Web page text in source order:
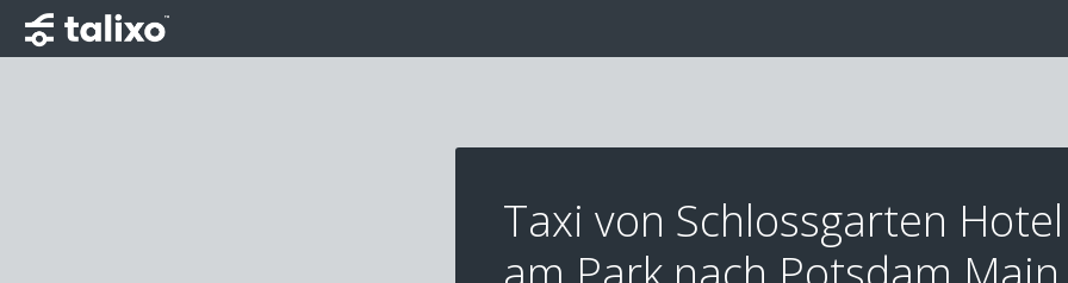
Taxi von Schlossgarten Hotel